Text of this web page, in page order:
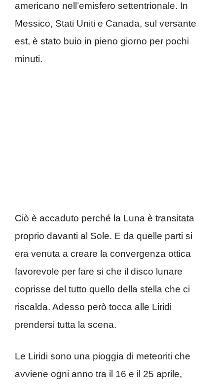
americano nell’emisfero settentrionale. In
Messico, Stati Uniti e Canada, sul versante
est, è stato buio in pieno giorno per pochi
minuti.
Ciò è accaduto perché la Luna è transitata
proprio davanti al Sole. E da quelle parti si
era venuta a creare la convergenza ottica
favorevole per fare si che il disco lunare
coprisse del tutto quello della stella che ci
riscalda. Adesso però tocca alle Liridi
prendersi tutta la scena.
Le Liridi sono una pioggia di meteoriti che
avviene ogni anno tra il 16 e il 25 aprile,